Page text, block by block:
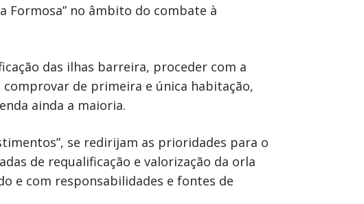
Formosa” no âmbito do combate à
das ilhas barreira, proceder com a
de primeira e única habitação,
ainda a maioria.
se redirijam as prioridades para o
de requalificação e valorização da orla
e com responsabilidades e fontes de